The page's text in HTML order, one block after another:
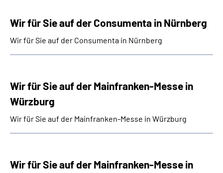
Wir für Sie auf der Consumenta in Nürnberg
Wir für Sie auf der Consumenta in Nürnberg
Wir für Sie auf der Mainfranken-Messe in
Würzburg
Wir für Sie auf der Mainfranken-Messe in Würzburg
Wir für Sie auf der Mainfranken-Messe in